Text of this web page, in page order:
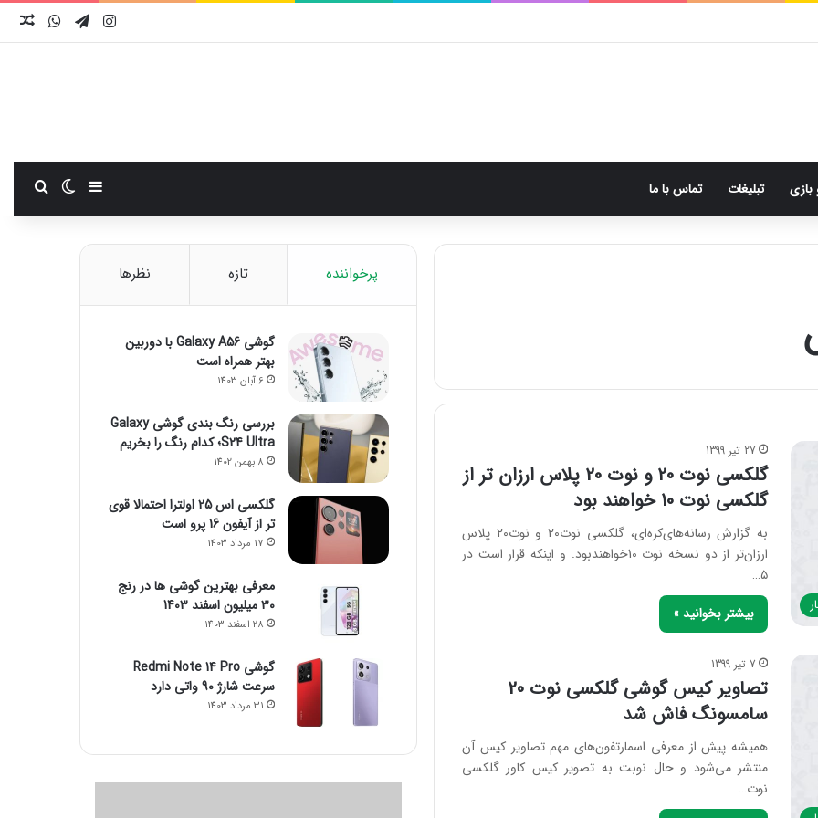
اینستاگرام
تلگرام واتس
بازی تبلیغات تماس با ما سایدبارتغییر
27 تیر 1399
گلکسی نوت 20 و نوت 20 پلاس ارزان تر از
گلکسی نوت 10 خواهند بود
به گزارش رسانه‌های‌کره‌ای، گلکسی نوت‌20 و نوت20 پلاس
ارزان‌تر از دو نسخه نوت 10‌خواهند‌بود. و اینکه قرار است در
۵…
بیشتر بخوانید »
7 تیر 1399
تصاویر کیس گوشی گلکسی نوت 20
سامسونگ فاش شد
همیشه پیش از معرفی اسمارتفون‌های مهم تصاویر کیس آن
منتشر می‌شود و حال نوبت به تصویر کیس کاور گلکسی
نوت…
پرخواننده تازه نظرها
گوشی Galaxy A56 با دوربین
بهتر همراه است
6 آبان 1403
بررسی رنگ بندی گوشی Galaxy
S24 Ultra؛ کدام رنگ را بخریم
8 بهمن 1402
گلکسی اس 25 اولترا احتمالا قوی
تر از آیفون 16 پرو است
17 مرداد 1403
معرفی بهترین گوشی ها در رنج
۳۰ میلیون اسفند 1403
28 اسفند 1403
گوشی Redmi Note 14 Pro
سرعت شارژ 90 واتی دارد
31 مرداد 1403